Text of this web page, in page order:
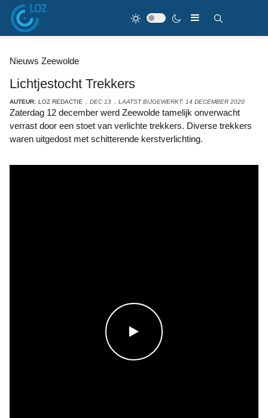
Nieuws Zeewolde
Lichtjestocht Trekkers
AUTEUR: LOZ REDACTIE DEC 13 LAATST BIJGEWERKT: 14 DECEMBER 2020
Zaterdag 12 december werd Zeewolde tamelijk onverwacht
verrast door een stoet van verlichte trekkers. Diverse trekkers
waren uitgedost met schitterende kerstverlichting.
WATCH THE VIDEO